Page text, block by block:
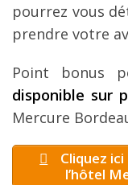
pourrez vous
prendre votre
Point bonus
disponible sur
Mercure
Cliquez
l’hôtel